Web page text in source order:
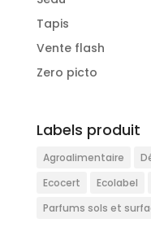
Tapis
Vente flash
Zero picto
Labels produit
Agroalimentaire
Ecocert
Ecolabel
Parfums sols et